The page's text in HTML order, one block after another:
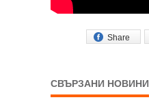
Share
СВЪРЗАНИ НОВИНИ